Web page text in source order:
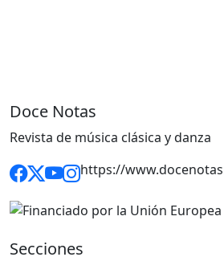
Doce Notas
Revista de música clásica y danza
https://
Secciones